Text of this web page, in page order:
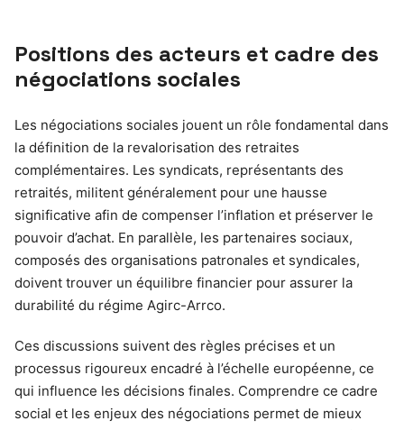
Positions des acteurs et cadre des
négociations sociales
Les négociations sociales jouent un rôle fondamental dans
la définition de la revalorisation des retraites
complémentaires. Les syndicats, représentants des
retraités, militent généralement pour une hausse
significative afin de compenser l’inflation et préserver le
pouvoir d’achat. En parallèle, les partenaires sociaux,
composés des organisations patronales et syndicales,
doivent trouver un équilibre financier pour assurer la
durabilité du régime Agirc-Arrco.
Ces discussions suivent des règles précises et un
processus rigoureux encadré à l’échelle européenne, ce
qui influence les décisions finales. Comprendre ce cadre
social et les enjeux des négociations permet de mieux